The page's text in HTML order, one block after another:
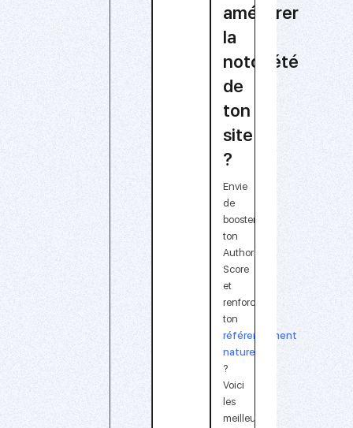
améliorer
la
notoriété
de
ton
site
?
Envie
de
booster
ton
Authority
Score
et
renforcer
ton
référencement
naturel
?
Voici
les
meilleures